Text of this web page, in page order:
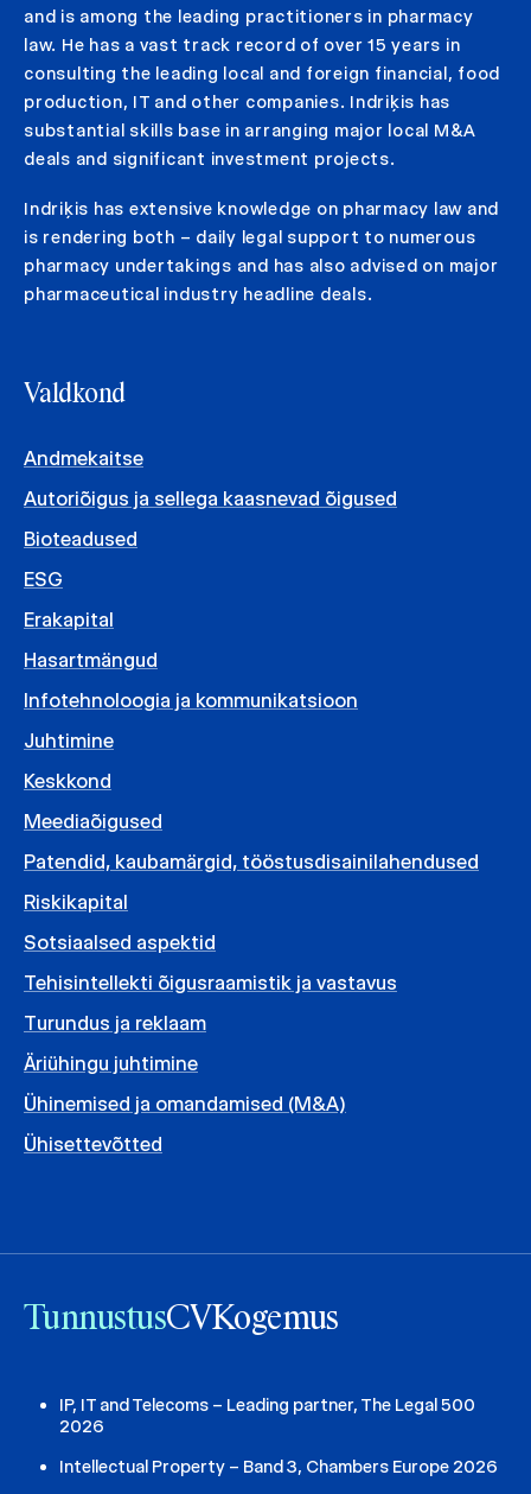
and is among the leading practitioners in pharmacy
law. He has a vast track record of over 15 years in
consulting the leading local and foreign financial, food
production, IT and other companies. Indriķis has
substantial skills base in arranging major local M&A
deals and significant investment projects.
Indriķis has extensive knowledge on pharmacy law and
is rendering both – daily legal support to numerous
pharmacy undertakings and has also advised on major
pharmaceutical industry headline deals.
Valdkond
Andmekaitse
Autoriõigus ja sellega kaasnevad õigused
Bioteadused
ESG
Erakapital
Hasartmängud
Infotehnoloogia ja kommunikatsioon
Juhtimine
Keskkond
Meediaõigused
Patendid, kaubamärgid, tööstusdisainilahendused
Riskikapital
Sotsiaalsed aspektid
Tehisintellekti õigusraamistik ja vastavus
Turundus ja reklaam
Äriühingu juhtimine
Ühinemised ja omandamised (M&A)
Ühisettevõtted
TunnustusCVKogemus
IP, IT and Telecoms – Leading partner, The Legal 500
2026
Intellectual Property – Band 3, Chambers Europe 2026